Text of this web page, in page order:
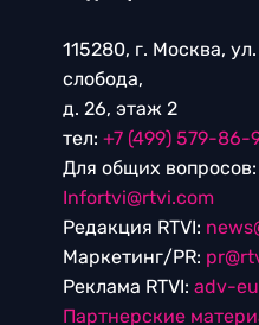
115280, г. Москва,
слобода,
д. 26, этаж 2
тел: +7 (499) 579-86-
Для общих вопросов:
Infortvi@rtvi.com
Редакция RTVI:
Маркетинг/PR:
Реклама RTVI: adv-
Партнерские